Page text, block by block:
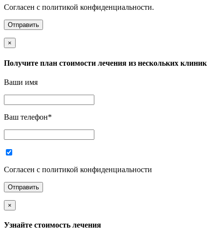
Согласен с политикой конфиденциальности.
×
Получите план стоимости лечения из нескольких клиник
Ваши имя
Ваш телефон*
Согласен с политикой конфиденциальности
×
Узнайте стоимость лечения